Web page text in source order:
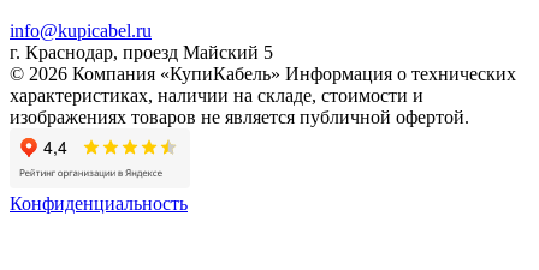
info@kupicabel.ru
г. Краснодар, проезд Майский 5
© 2026 Компания «КупиКабель» Информация о технических
характеристиках, наличии на складе, стоимости и
изображениях товаров не является публичной офертой.
Конфиденциальность